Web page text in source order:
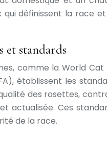
définissent la race
et standards
comme la World
établissent les
des rosettes,
actualisée. Ces
de la race.